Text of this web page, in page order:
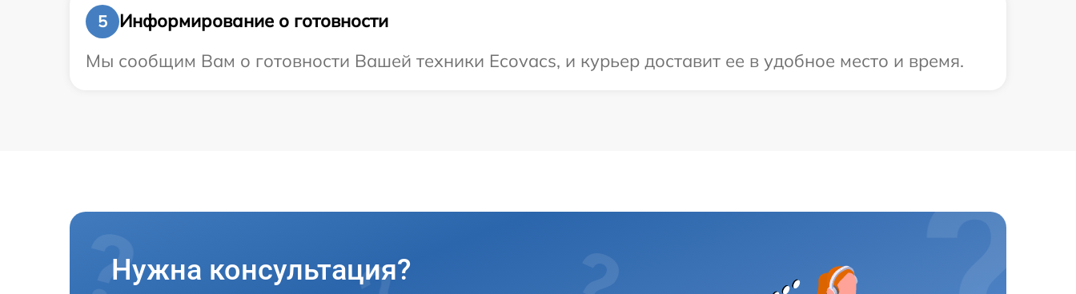
5
Информирование о готовности
Мы сообщим Вам о готовности Вашей техники Ecovacs, и курьер доставит ее в удобное место и время.
Нужна консультация?